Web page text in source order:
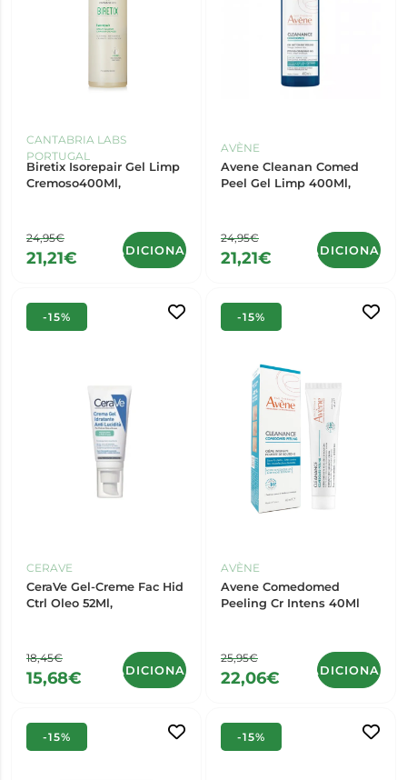
CANTABRIA LABS
PORTUGAL
Biretix Isorepair Gel Limp
Cremoso400Ml,
24,95€
21,21€ ADICIONAR
AVÈNE
Avene Cleanan Comed
Peel Gel Limp 400Ml,
24,95€
21,21€ ADICIONAR
-15%
CERAVE
CeraVe Gel-Creme Fac Hid
Ctrl Oleo 52Ml,
18,45€
15,68€ ADICIONAR
-15%
AVÈNE
Avene Comedomed
Peeling Cr Intens 40Ml
25,95€
22,06€ ADICIONAR
-15% -15%